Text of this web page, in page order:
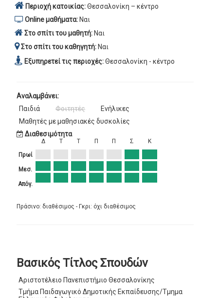
Περιοχή κατοικίας:Θεσσαλονίκη – κέντρο
Online μαθήματα: Ναι
Στο σπίτι του μαθητή: Ναι
Στο σπίτι του καθηγητή: Ναι
Εξυπηρετεί τις περιοχές:Θεσσαλονίκη - κέντρο
Αναλαμβάνει:
Παιδιά
Φοιτητές
Ενήλικες
Μαθητές με μαθησιακές δυσκολίες
Διαθεσιμότητα
Πρωί
Μεσ.
Απόγ.
Δ Τ Τ Π Π Σ Κ
Πράσινο: διαθέσιμος - Γκρι: όχι διαθέσιμος
Βασικός Τίτλος Σπουδών
Αριστοτέλειο Πανεπιστήμιο Θεσσαλονίκης
Τμήμα Παιδαγωγικό Δημοτικής Εκπαίδευσης/Τμημα